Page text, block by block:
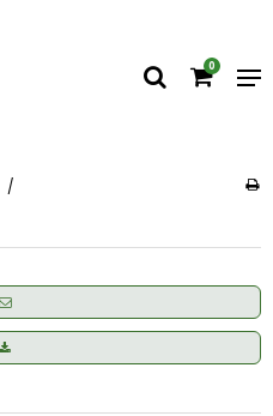
0
/